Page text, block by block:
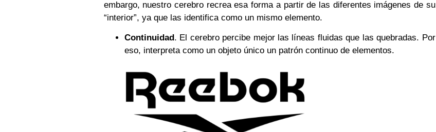
embargo, nuestro cerebro recrea esa forma a partir de las diferentes imágenes de su
“interior”, ya que las identifica como un mismo elemento.
Continuidad . El cerebro percibe mejor las líneas fluidas que las quebradas. Por
eso, interpreta como un objeto único un patrón continuo de elementos.